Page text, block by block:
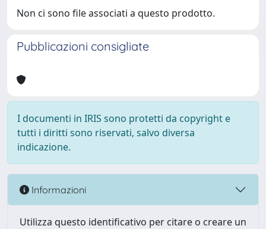
Non ci sono file associati a questo prodotto.
Pubblicazioni consigliate
I documenti in IRIS sono protetti da copyright e
tutti i diritti sono riservati, salvo diversa
indicazione.
Informazioni
Utilizza questo identificativo per citare o creare un